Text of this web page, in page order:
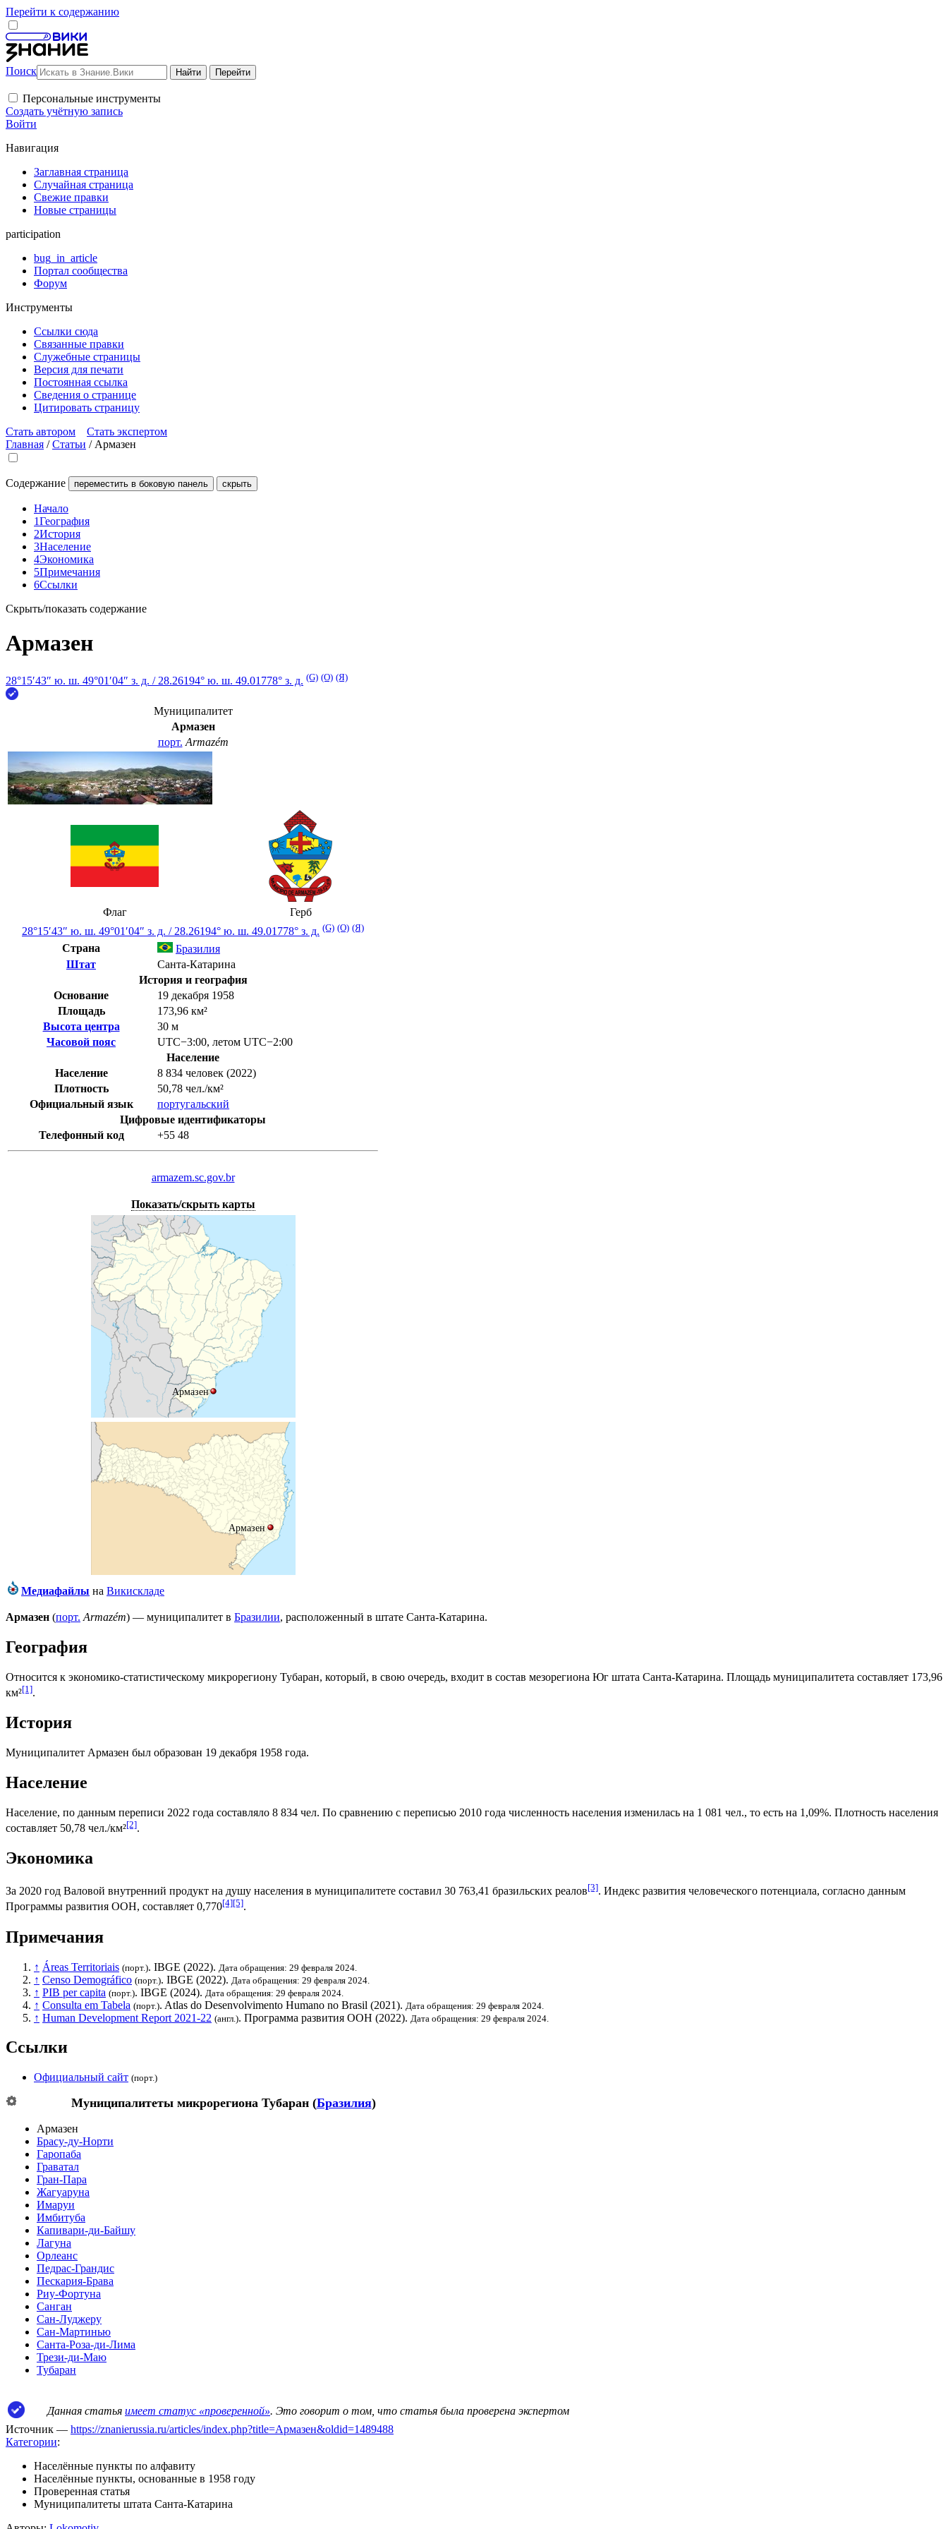
Перейти к содержанию
Поиск
Персональные инструменты
Создать учётную запись
Войти
Навигация
Заглавная страница
Случайная страница
Свежие правки
Новые страницы
participation
bug_in_article
Портал сообщества
Форум
Инструменты
Ссылки сюда
Связанные правки
Служебные страницы
Версия для печати
Постоянная ссылка
Сведения о странице
Цитировать страницу
Стать автором
Стать экспертом
Главная /Статьи / Армазен
Содержание переместить в боковую панель скрыть
Начало
1География
2История
3Население
4Экономика
5Примечания
6Ссылки
Скрыть/показать содержание
Армазен
28°15′43″ ю. ш. 49°01′04″ з. д. / 28.26194° ю. ш. 49.01778° з. д. (G) (O) (Я)
Муниципалитет
Армазен
порт. Armazém
Флаг
Герб
28°15′43″ ю. ш. 49°01′04″ з. д. / 28.26194° ю. ш. 49.01778° з. д. (G) (O) (Я)
Страна
Бразилия
Штат
Санта-Катарина
История и география
Основание
19 декабря 1958
Площадь
173,96 км²
Высота центра
30 м
Часовой пояс
UTC−3:00, летом UTC−2:00
Население
Население
8 834 человек (2022)
Плотность
50,78 чел./км²
Официальный язык
португальский
Цифровые идентификаторы
Телефонный код
+55 48
armazem.sc.gov.br
Показать/скрыть карты
Армазен
Армазен
Медиафайлы на Викискладе
Армазен (порт. Armazém) — муниципалитет в Бразилии, расположенный в штате Санта-Катарина.
География
Относится к экономико-статистическому микрорегиону Тубаран, который, в свою очередь, входит в состав мезорегиона Юг штата Санта-Катарина. Площадь муниципалитета составляет 173,96
км²[1].
История
Муниципалитет Армазен был образован 19 декабря 1958 года.
Население
Население, по данным переписи 2022 года составляло 8 834 чел. По сравнению с переписью 2010 года численность населения изменилась на 1 081 чел., то есть на 1,09%. Плотность населения
составляет 50,78 чел./км²[2].
Экономика
За 2020 год Валовой внутренний продукт на душу населения в муниципалитете составил 30 763,41 бразильских реалов[3]. Индекс развития человеческого потенциала, согласно данным
Программы развития ООН, составляет 0,770[4][5].
Примечания
↑ Áreas Territoriais (порт.). IBGE (2022). Дата обращения: 29 февраля 2024.
↑ Censo Demográfico (порт.). IBGE (2022). Дата обращения: 29 февраля 2024.
↑ PIB per capita (порт.). IBGE (2024). Дата обращения: 29 февраля 2024.
↑ Consulta em Tabela (порт.). Atlas do Desenvolvimento Humano no Brasil (2021). Дата обращения: 29 февраля 2024.
↑ Human Development Report 2021-22 (англ.). Программа развития ООН (2022). Дата обращения: 29 февраля 2024.
Ссылки
Официальный сайт (порт.)
Муниципалитеты микрорегиона Тубаран(Бразилия)
Армазен
Брасу-ду-Норти
Гаропаба
Граватал
Гран-Пара
Жагуаруна
Имаруи
Имбитуба
Капивари-ди-Байшу
Лагуна
Орлеанс
Педрас-Грандис
Пескария-Брава
Риу-Фортуна
Санган
Сан-Луджеру
Сан-Мартинью
Санта-Роза-ди-Лима
Трези-ди-Маю
Тубаран
Данная статья имеет статус «проверенной». Это говорит о том, что статья была проверена экспертом
Источник — https://znanierussia.ru/articles/index.php?title=Армазен&oldid=1489488
Категории:
Населённые пункты по алфавиту
Населённые пункты, основанные в 1958 году
Проверенная статья
Муниципалитеты штата Санта-Катарина